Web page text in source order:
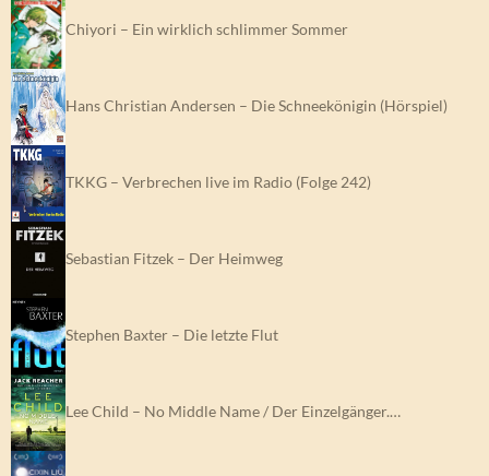
Chiyori – Ein wirklich schlimmer Sommer
Hans Christian Andersen – Die Schneekönigin (Hörspiel)
TKKG – Verbrechen live im Radio (Folge 242)
Sebastian Fitzek – Der Heimweg
Stephen Baxter – Die letzte Flut
Lee Child – No Middle Name / Der Einzelgänger.…